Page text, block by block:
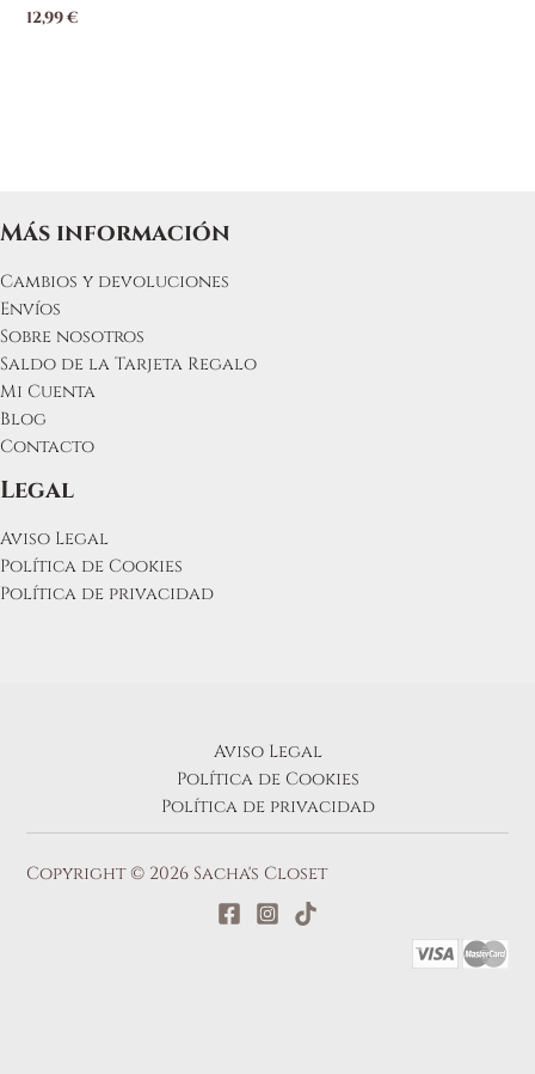
12,99€
Más información
Cambios y devoluciones
Envíos
Sobre nosotros
Saldo de la Tarjeta Regalo
Mi Cuenta
Blog
Contacto
Legal
Aviso Legal
Política de Cookies
Política de privacidad
Aviso Legal
Política de Cookies
Política de privacidad
Copyright © 2026 Sacha's Closet